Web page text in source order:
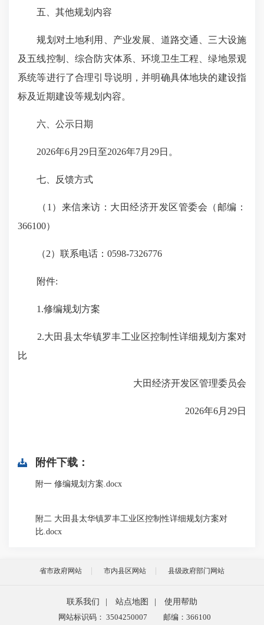
五、其他规划内容
规划对土地利用、产业发展、道路交通、三大设施
及五线控制、综合防灾体系、环境卫生工程、绿地景观
系统等进行了合理引导说明，并明确具体地块的建设指
标及近期建设等规划内容。
六、公示日期
2026年6月29日至2026年7月29日。
七、反馈方式
（1）来信来访：大田经济开发区管委会（邮编：
366100）
（2）联系电话：0598-7326776
附件:
1.修编规划方案
2.大田县太华镇罗丰工业区控制性详细规划方案对
比
大田经济开发区管理委员会
2026年6月29日
附件下载：
附一 修编规划方案.docx
附二 大田县太华镇罗丰工业区控制性详细规划方案对
比.docx
省市政府网站 市内县区网站 县级政府部门网站
联系我们 站点地图
使用帮助
网站标识码： 3504250007
邮编：366100